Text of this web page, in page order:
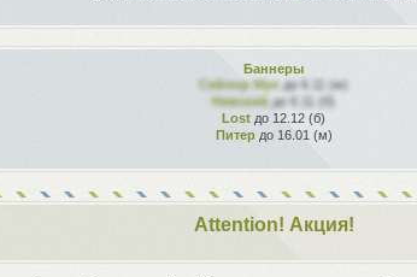
Баннеры
Сейлор Мундо 6.11 (м)
Невский до 6.11 (б)
Lost до 12.12 (б)
Питердо 16.01 (м)
Attention! Акция!